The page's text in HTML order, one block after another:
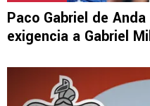
Paco Gabriel de
exigencia a Gabriel